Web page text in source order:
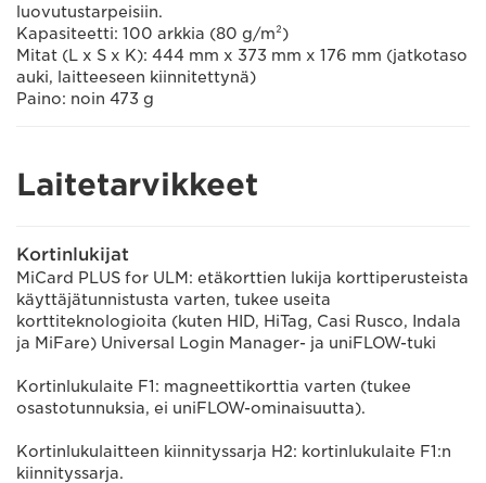
luovutustarpeisiin.
Kapasiteetti: 100 arkkia (80 g/m²)
Mitat (L x S x K): 444 mm x 373 mm x 176 mm (jatkotaso
auki, laitteeseen kiinnitettynä)
Paino: noin 473 g
Laitetarvikkeet
Kortinlukijat
MiCard PLUS for ULM: etäkorttien lukija korttiperusteista
käyttäjätunnistusta varten, tukee useita
korttiteknologioita (kuten HID, HiTag, Casi Rusco, Indala
ja MiFare) Universal Login Manager- ja uniFLOW-tuki
Kortinlukulaite F1: magneettikorttia varten (tukee
osastotunnuksia, ei uniFLOW-ominaisuutta).
Kortinlukulaitteen kiinnityssarja H2: kortinlukulaite F1:n
kiinnityssarja.